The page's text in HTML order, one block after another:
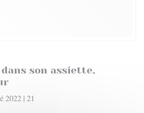
dans son assiette,
2022 | 21